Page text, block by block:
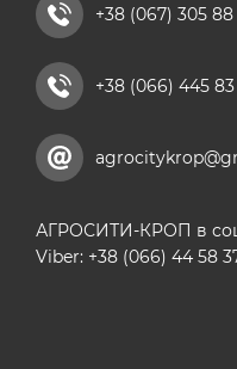
+38 (067) 305
+38 (066) 445
АГРОСИТИ-КРОП в
Viber: +38 (066) 44 58